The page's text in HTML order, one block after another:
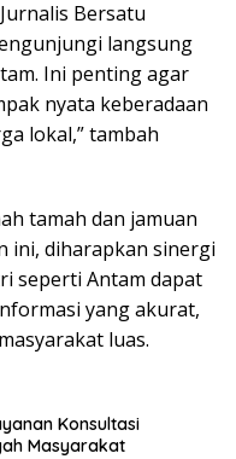
Bersatu
langsung
Ini penting agar
nyata keberadaan
lokal,” tambah
tamah dan jamuan
ini, diharapkan sinergi
seperti Antam dapat
yang akurat,
luas.
Konsultasi
Masyarakat